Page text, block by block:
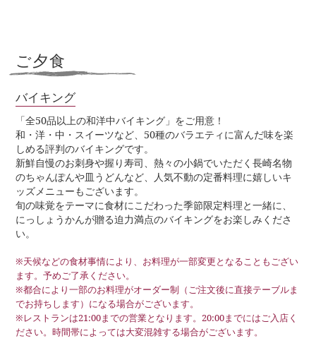
ご夕食
バイキング
「全50品以上の和洋中バイキング」をご用意！
和・洋・中・スイーツなど、50種のバラエティに富んだ味を楽
しめる評判のバイキングです。
新鮮自慢のお刺身や握り寿司、熱々の小鍋でいただく長崎名物
のちゃんぽんや皿うどんなど、人気不動の定番料理に嬉しいキ
ッズメニューもございます。
旬の味覚をテーマに食材にこだわった季節限定料理と一緒に、
にっしょうかんが贈る迫力満点のバイキングをお楽しみくださ
い。
※天候などの食材事情により、お料理が一部変更となることもござい
ます。予めご了承ください。
※都合により一部のお料理がオーダー制（ご注文後に直接テーブルま
でお持ちします）になる場合がございます。
※レストランは21:00までの営業となります。20:00までにはご入店く
ださい。時間帯によっては大変混雑する場合がございます。